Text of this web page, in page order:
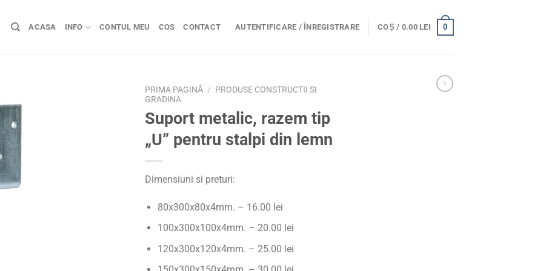
ACASA INFO CONTUL MEU COS CONTACT AUTENTIFICARE / ÎNREGISTRARE COȘ / 0.00 LEI 0
PRIMA PAGINĂ / PRODUSE CONSTRUCTII SI
GRADINA
Suport metalic, razem tip
„U” pentru stalpi din lemn
Dimensiuni si preturi:
80x300x80x4mm. – 16.00 lei
100x300x100x4mm. – 20.00 lei
120x300x120x4mm. – 25.00 lei